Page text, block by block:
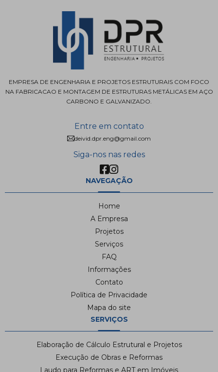
EMPRESA DE ENGENHARIA E PROJETOS ESTRUTURAIS COM FOCO
NA FABRICACAO E MONTAGEM DE ESTRUTURAS METÁLICAS EM AÇO
CARBONO E GALVANIZADO.
Entre em contato
deivid.dpr.eng@gmail.com
Siga-nos nas redes
NAVEGAÇÃO
Home
A Empresa
Projetos
Serviços
FAQ
Informações
Contato
Política de Privacidade
Mapa do site
SERVIÇOS
Elaboração de Cálculo Estrutural e Projetos
Execução de Obras e Reformas
Laudo para Reformas e ART em Imóveis